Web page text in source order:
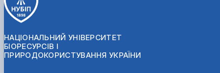
НАЦІОНАЛЬНИЙ УНІВЕРСИТЕТ
БІОРЕСУРСІВ І
ПРИРОДОКОРИСТУВАННЯ УКРАЇНИ